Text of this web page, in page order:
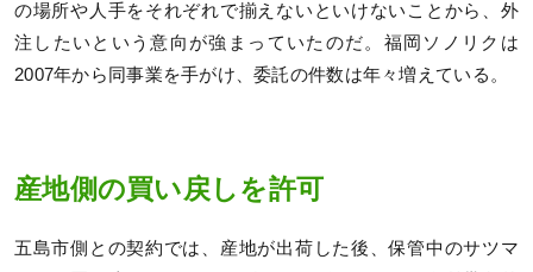
の場所や人手をそれぞれで揃えないといけないことから、外
注したいという意向が強まっていたのだ。福岡ソノリクは
2007年から同事業を手がけ、委託の件数は年々増えている。
産地側の買い戻しを許可
五島市側との契約では、産地が出荷した後、保管中のサツマ